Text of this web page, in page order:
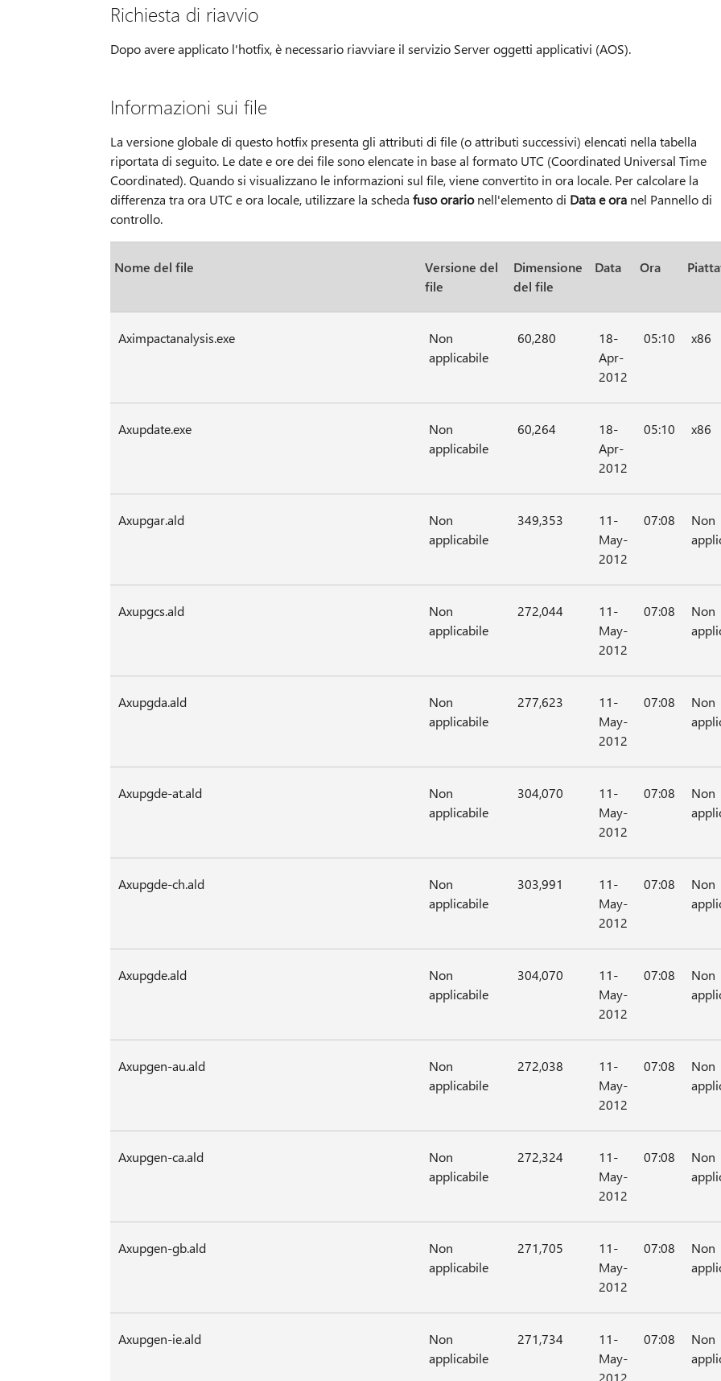
Richiesta di riavvio
Dopo avere applicato l'hotfix, è necessario riavviare il servizio Server oggetti applicativi (AOS).
Informazioni sui file
La versione globale di questo hotfix presenta gli attributi di file (o attributi successivi) elencati nella tabella
riportata di seguito. Le date e ore dei file sono elencate in base al formato UTC (Coordinated Universal Time
Coordinated). Quando si visualizzano le informazioni sul file, viene convertito in ora locale. Per calcolare la
differenza tra ora UTC e ora locale, utilizzare la scheda fuso orarionell'elemento di Data e oranel Pannello di
controllo.
Nome del file
Versione del
file
Dimensione
del file
Data Ora
Aximpactanalysis.exe
Non
applicabile
60,280
18-
Apr-
2012
05:10 x86
Axupdate.exe
Non
applicabile
60,264
18-
Apr-
2012
05:10 x86
Axupgar.ald
Non
applicabile
349,353
11-
May-
2012
07:08
Non
Axupgcs.ald
Non
applicabile
272,044
11-
May-
2012
07:08
Non
Axupgda.ald
Non
applicabile
277,623
11-
May-
2012
07:08
Non
Axupgde-at.ald
Non
applicabile
304,070
11-
May-
2012
07:08
Non
Axupgde-ch.ald
Non
applicabile
303,991
11-
May-
2012
07:08
Non
Axupgde.ald
Non
applicabile
304,070
11-
May-
2012
07:08
Non
Axupgen-au.ald
Non
applicabile
272,038
11-
May-
2012
07:08
Non
Axupgen-ca.ald
Non
applicabile
272,324
11-
May-
2012
07:08
Non
Axupgen-gb.ald
Non
applicabile
271,705
11-
May-
2012
07:08
Non
Axupgen-ie.ald
Non
applicabile
271,734
11-
May-
07:08
Non